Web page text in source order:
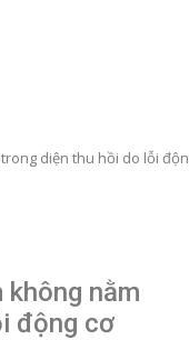
diện thu hồi do lỗi
nằm
động cơ